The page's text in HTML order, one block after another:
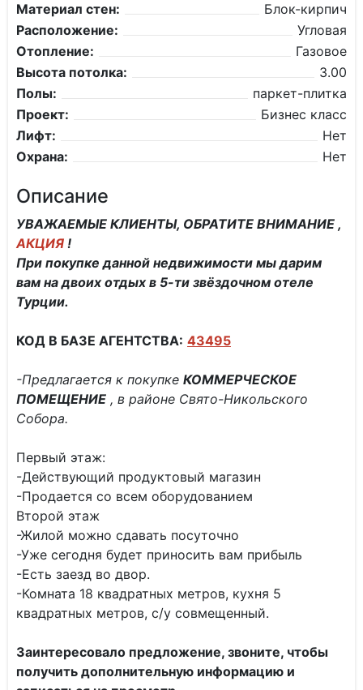
Материал стен:
Блок-кирпич
Расположение:
Угловая
Отопление:
Газовое
Высота потолка:
3.00
Полы:
паркет-плитка
Проект:
Бизнес класс
Лифт:
Нет
Охрана:
Нет
Описание
УВАЖАЕМЫЕ КЛИЕНТЫ, ОБРАТИТЕ ВНИМАНИЕ ,
АКЦИЯ !
При покупке данной недвижимости мы дарим
вам на двоих отдых в 5-ти звёздочном отеле
Турции.
КОД В БАЗЕ АГЕНТСТВА: 43495
-Предлагается к покупке КОММЕРЧЕСКОЕ
ПОМЕЩЕНИЕ , в районе Свято-Никольского
Собора.
Первый этаж:
-Действующий продуктовый магазин
-Продается со всем оборудованием
Второй этаж
-Жилой можно сдавать посуточно
-Уже сегодня будет приносить вам прибыль
-Есть заезд во двор.
-Комната 18 квадратных метров, кухня 5
квадратных метров, с/у совмещенный.
Заинтересовало предложение, звоните, чтобы
получить дополнительную информацию и